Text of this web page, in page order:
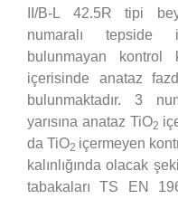
II/B-L 42.5R tipi
numaralı tepside
bulunmayan kontrol
içerisinde anataz
bulunmaktadır. 3
yarısına anataz TiO2
da TiO2 içermeyen
kalınlığında olacak
tabakaları TS EN